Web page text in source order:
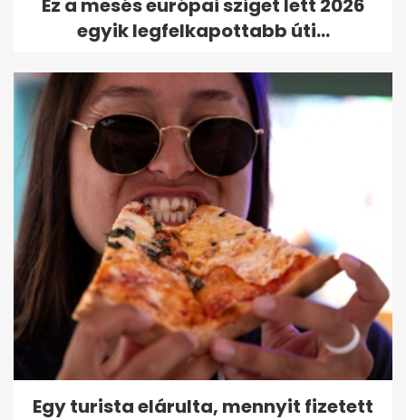
Ez a mesés európai sziget lett 2026
egyik legfelkapottabb úti...
Egy turista elárulta, mennyit fizetett